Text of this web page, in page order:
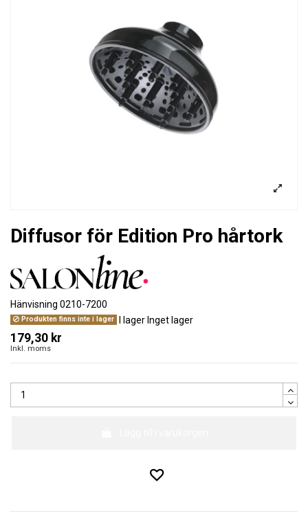
Diffusor för Edition Pro hårtork
Hänvisning 0210-7200
Produkten finns inte i lager I lager Inget lager
179,30 kr
Inkl. moms